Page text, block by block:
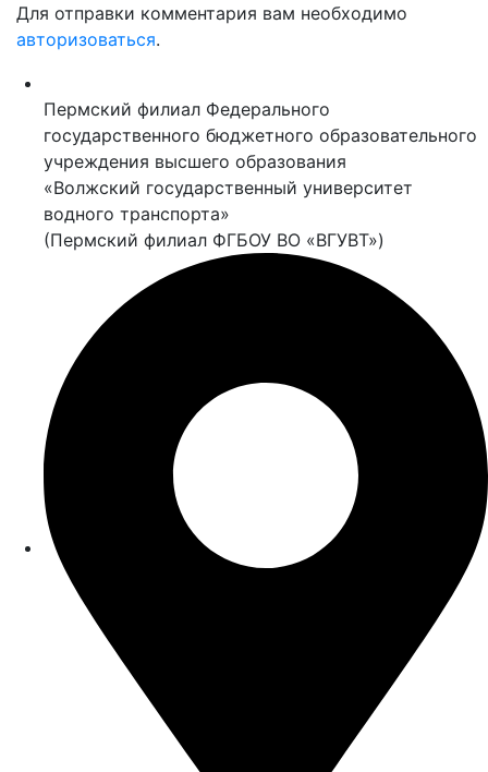
Для отправки комментария вам необходимо
авторизоваться.
Пермский филиал Федерального
государственного бюджетного образовательного
учреждения высшего образования
«Волжский государственный университет
водного транспорта»
(Пермский филиал ФГБОУ ВО «ВГУВТ»)